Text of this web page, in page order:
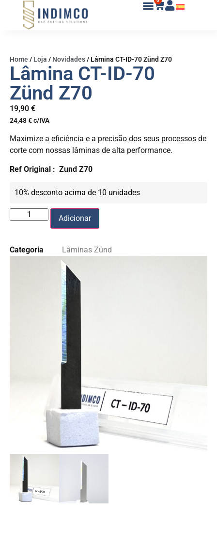
Home/ Loja / Novidades/ Lâmina CT-ID-70 Zünd Z70
Lâmina CT-ID-70
Zünd Z70
19,90 €
24,48€c/IVA
Maximize a eficiência e a precisão dos seus processos de
corte com nossas lâminas de alta performance.
Ref Original : Zund Z70
10% desconto acima de 10 unidades
Adicionar
Categoria Lâminas Zünd